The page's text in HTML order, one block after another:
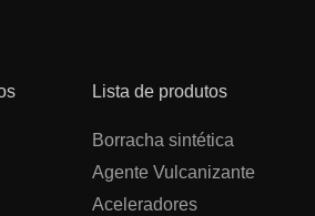
Lista de produtos
Borracha sintética
Agente Vulcanizante
Aceleradores